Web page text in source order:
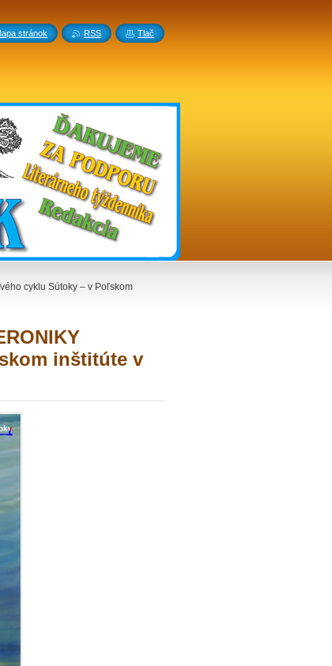
cyklu Sútoky – v Poľskom
inštitúte v
stránok RSS Tlač